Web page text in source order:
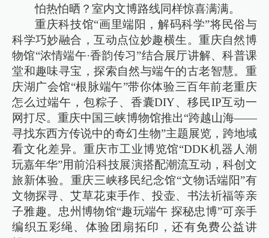
怕热怕晒？室内文博路线同样惊喜满满。
重庆科技馆“画里端阳，解码科学”将民俗与
科学巧妙融合，互动点位妙趣横生。重庆自然博
物馆“浓情端午·香韵传习”结合展厅讲解、科普课
堂和趣味寻宝，探索自然与端午的古老智慧。重
庆湖广会馆“根脉端午”带你体验三百年前老重庆
怎么过端午，包粽子、香囊DIY、移民IP互动一
网打尽。重庆中国三峡博物馆推出“跨越山海——
寻找东西方传说中的奇幻生物”主题展览，跨地域
看文化差异。重庆市工业博览馆“DDK机器人潮
玩嘉年华”用前沿科技展演搭配潮流互动，科创文
旅新体验。重庆三峡移民纪念馆“文物话端阳”有
文物探寻、艾草花束手作、投壶、书法祈福等亲
子雅趣。忠州博物馆“趣玩端午 探秘忠博”可亲手
编织五彩绳、体验团扇拓印，还有免费公益讲